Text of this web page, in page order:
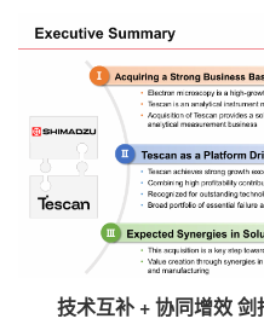
技术互补 + 协同增效 剑